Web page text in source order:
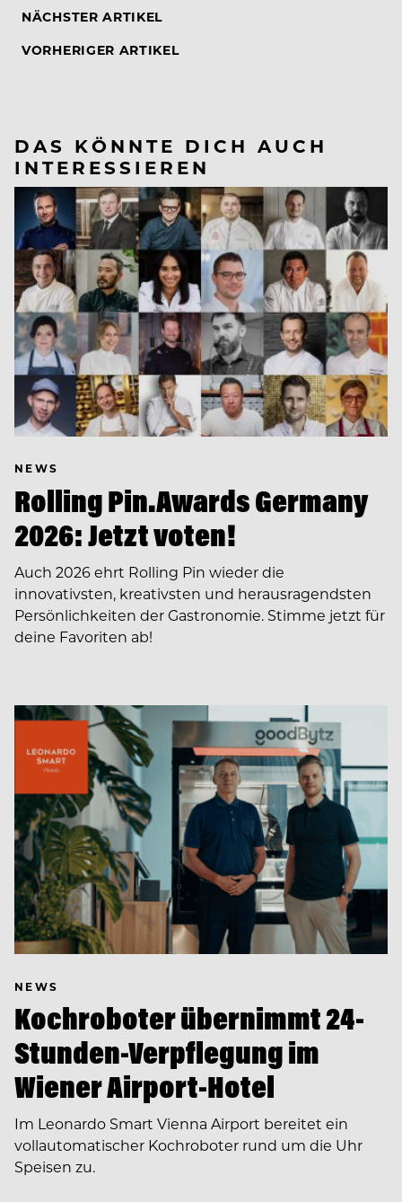
NÄCHSTER ARTIKEL
VORHERIGER ARTIKEL
DAS KÖNNTE DICH AUCH
INTERESSIEREN
NEWS
Rolling Pin.Awards Germany
2026: Jetzt voten!
Auch 2026 ehrt Rolling Pin wieder die
innovativsten, kreativsten und herausragendsten
Persönlichkeiten der Gastronomie. Stimme jetzt für
deine Favoriten ab!
NEWS
Kochroboter übernimmt 24-
Stunden-Verpflegung im
Wiener Airport-Hotel
Im Leonardo Smart Vienna Airport bereitet ein
vollautomatischer Kochroboter rund um die Uhr
Speisen zu.